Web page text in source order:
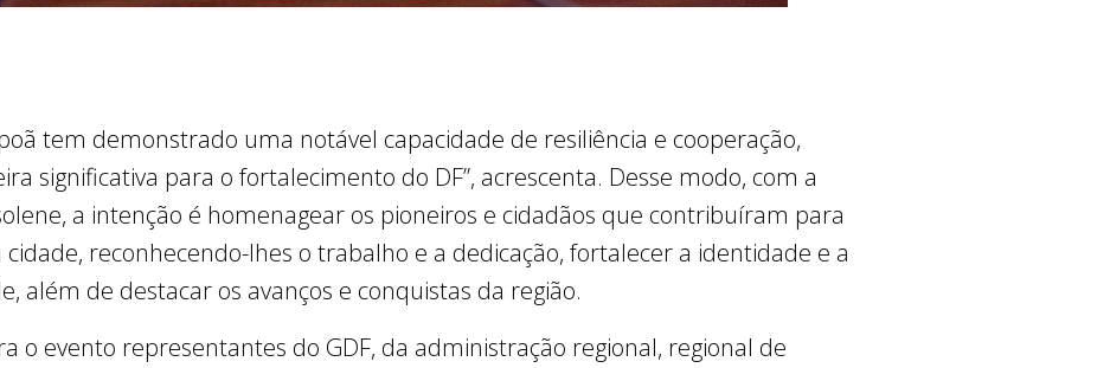
tem demonstrado uma notável capacidade de resiliência e cooperação,
significativa para o fortalecimento do DF”, acrescenta. Desse modo, com a
a intenção é homenagear os pioneiros e cidadãos que contribuíram para
reconhecendo-lhes o trabalho e a dedicação, fortalecer a identidade e a
além de destacar os avanços e conquistas da região.
o evento representantes do GDF, da administração regional, regional de